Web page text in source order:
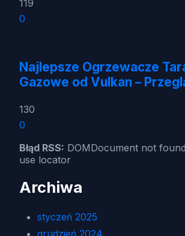
119
0
Najlepsze Ogrzewacze
Gazowe od Vulkan –
130
0
Błąd RSS: DOMDocument not
use locator
Archiwa
styczeń 2025
grudzień 2024